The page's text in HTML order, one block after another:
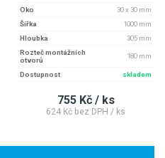
Oko
30 x 30 mm
Šířka
1000 mm
Hloubka
305 mm
Rozteč montážních
otvorů
180 mm
Dostupnost skladem
755 Kč / ks
624 Kč bez DPH / ks